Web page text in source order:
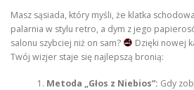
Masz sąsiada, który myśli, że klatka
palarnia w stylu retro, a dym z jego
salonu szybciej niż on sam?
Dzięki nowej
Twój wizjer staje się najlepszą bronią:
Metoda „Głos z Niebios”: Gdy